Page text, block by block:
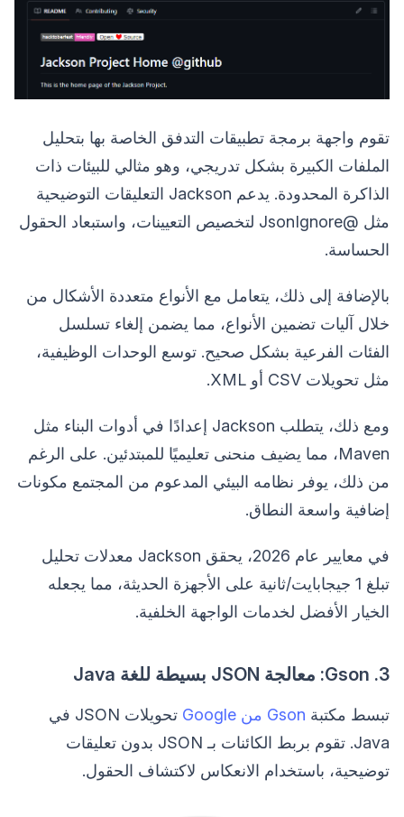
تقوم واجهة برمجة تطبيقات التدفق الخاصة بها بتحليل
الملفات الكبيرة بشكل تدريجي، وهو مثالي للبيئات ذات
الذاكرة المحدودة. يدعم Jackson التعليقات التوضيحية
مثل @JsonIgnore لتخصيص التعيينات، واستبعاد الحقول
الحساسة.
بالإضافة إلى ذلك، يتعامل مع الأنواع متعددة الأشكال من
خلال آليات تضمين الأنواع، مما يضمن إلغاء تسلسل
الفئات الفرعية بشكل صحيح. توسع الوحدات الوظيفية،
مثل تحويلات CSV أو XML.
ومع ذلك، يتطلب Jackson إعدادًا في أدوات البناء مثل
Maven، مما يضيف منحنى تعليميًا للمبتدئين. على الرغم
من ذلك، يوفر نظامه البيئي المدعوم من المجتمع مكونات
إضافية واسعة النطاق.
في معايير عام 2026، يحقق Jackson معدلات تحليل
تبلغ 1 جيجابايت/ثانية على الأجهزة الحديثة، مما يجعله
الخيار الأفضل لخدمات الواجهة الخلفية.
3. Gson: معالجة JSON بسيطة للغة Java
تبسط مكتبة Gson من Google
تحويلات JSON في
Java. تقوم بربط الكائنات بـ JSON بدون تعليقات
توضيحية، باستخدام الانعكاس لاكتشاف الحقول.